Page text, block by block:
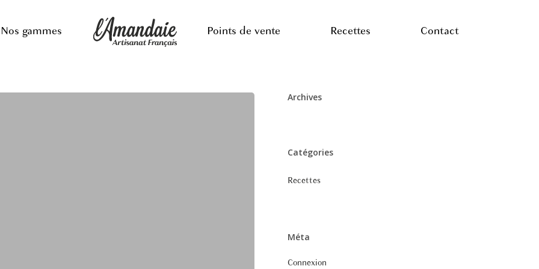
Nos gammes Points de vente Recettes Contact
Archives
Catégories
Recettes
Méta
Connexion